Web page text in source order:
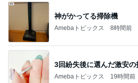
神がかってる掃除機
Amebaトピックス 8時間前
3回紛失後に選んだ激安の
Amebaトピックス 19時間前